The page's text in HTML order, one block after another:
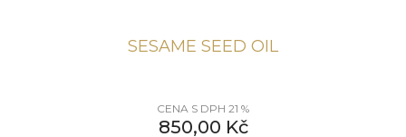
SESAME SEED OIL
CENA S DPH 21 %
850,00 Kč